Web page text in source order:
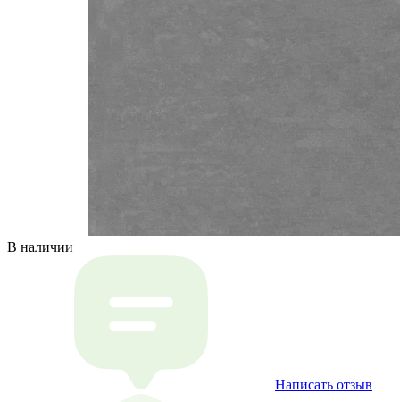
В наличии
Написать отзыв